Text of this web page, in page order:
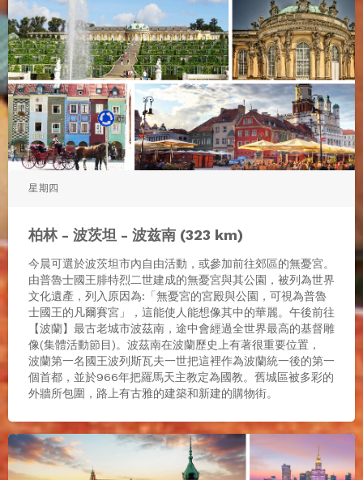
星期四
柏林 - 波茨坦 - 波兹南 (323 km)
今晨可選於波茨坦市內自由活動，或參加前往郊區的無憂宮。
由普魯士國王腓特烈二世建成的無憂宮與其公園，被列為世界
文化遺產，列入原因為:「無憂宮的宮殿與公園，可視為普魯
士國王的凡爾賽宮」，這能使人能想像其中的華麗。午後前往
【波蘭】最古老城市波茲南，途中會經過全世界最高的基督雕
像(集體活動節目)。波茲南在波蘭歷史上有著很重要位置，
波蘭第一名國王波列斯瓦夫一世把這裡作為波蘭統一後的第一
個首都，並於966年把羅馬天主教定為國教。舊城區被多彩的
外牆所包圍，路上有古雅的建築和新建的購物街。